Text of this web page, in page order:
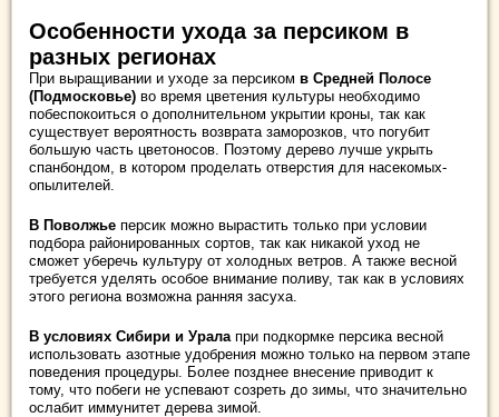
Особенности ухода за персиком в
разных регионах
При выращивании и уходе за персиком в Средней Полосе
(Подмосковье) во время цветения культуры необходимо
побеспокоиться о дополнительном укрытии кроны, так как
существует вероятность возврата заморозков, что погубит
большую часть цветоносов. Поэтому дерево лучше укрыть
спанбондом, в котором проделать отверстия для насекомых-
опылителей.
В Поволжье персик можно вырастить только при условии
подбора районированных сортов, так как никакой уход не
сможет уберечь культуру от холодных ветров. А также весной
требуется уделять особое внимание поливу, так как в условиях
этого региона возможна ранняя засуха.
В условиях Сибири и Уралапри подкормке персика весной
использовать азотные удобрения можно только на первом этапе
поведения процедуры. Более позднее внесение приводит к
тому, что побеги не успевают созреть до зимы, что значительно
ослабит иммунитет дерева зимой.